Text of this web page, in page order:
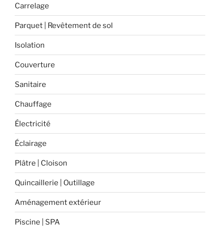
en
France
Carrelage
Parquet | Revêtement de sol
Isolation
Couverture
Sanitaire
Chauffage
Électricité
Éclairage
Plâtre | Cloison
Quincaillerie | Outillage
Aménagement extérieur
Piscine | SPA